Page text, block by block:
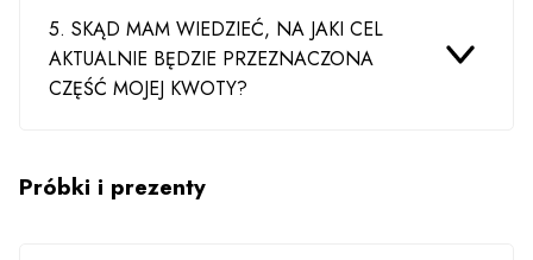
5. SKĄD MAM WIEDZIEĆ, NA JAKI CEL
AKTUALNIE BĘDZIE PRZEZNACZONA
CZĘŚĆ MOJEJ KWOTY?
Próbki i prezenty